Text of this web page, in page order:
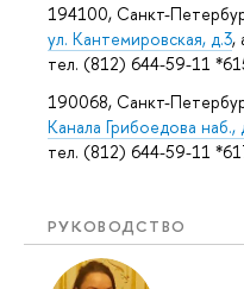
194100, Санкт-
ул. Кантемировская, д.3,
тел. (812) 644-59-11
190068, Санкт-
Канала Грибоедова наб.,
тел. (812) 644-59-11
РУКОВОДСТВО